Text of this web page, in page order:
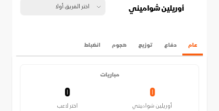
أوريلين شواميني
عام دفاع توزيع هجوم انضباط
مباريات
0
اختر لاعب
0
أوريلين شواميني